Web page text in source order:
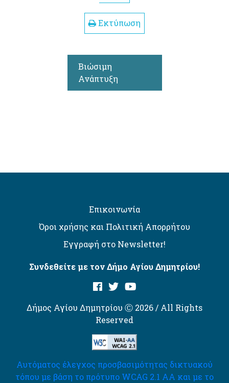
Εκτύπωση
Βιώσιμη
Ανάπτυξη
Επικοινωνία
Όροι χρήσης και Πολιτική Απορρήτου
Εγγραφή στο Newsletter!
Συνδεθείτε με τον Δήμο Αγίου Δημητρίου!
Δήμος Αγίου Δημητρίου Ⓒ 2026 / All Rights
Reserved
Αυτόματος έλεγχος προσβασιμότητας δικτυακού
τόπου με βάση το πρότυπο WCAG 2.1 AA και με το